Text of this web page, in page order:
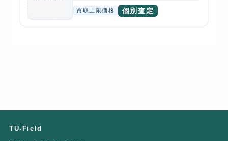
買取上限価格 個別査定
TU-Field